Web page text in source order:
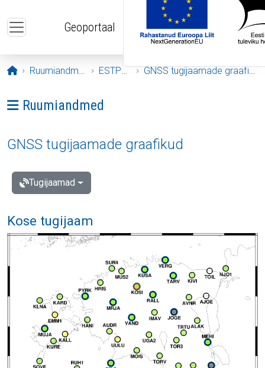
Geoportaal
Avaleht
Ruumiandmed ESTPOS GNSS tugijaamade graafikud
Ava menüü: Ruumiandmed
Ruumiandmed
GNSS tugijaamade graafikud
Tugijaamad
Kose tugijaam